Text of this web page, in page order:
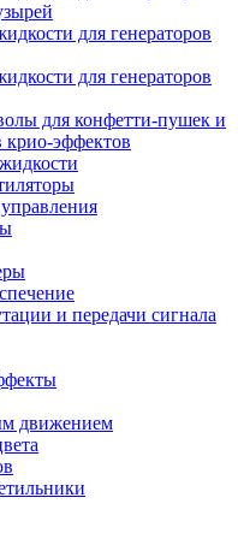
для генераторов
для генераторов
для конфетти-пушек и
крио-эффектов
и передачи сигнала
движением